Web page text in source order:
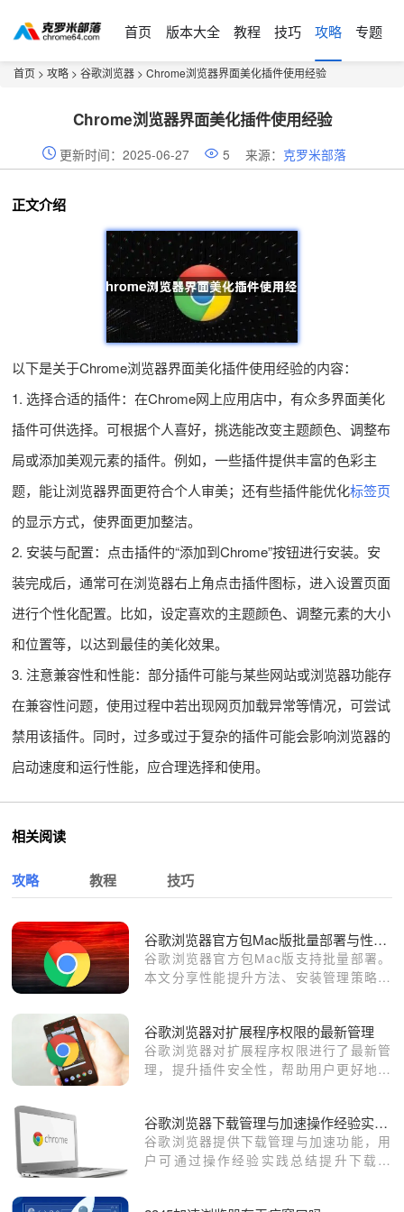
首页 版本大全 教程 技巧 攻略 专题
首页 > 攻略 > 谷歌浏览器 > Chrome浏览器界面美化插件使用经验
Chrome浏览器界面美化插件使用经验
更新时间：2025-06-27 5 来源： 克罗米部落
正文介绍
以下是关于Chrome浏览器界面美化插件使用经验的内容：
1. 选择合适的插件：在Chrome网上应用店中，有众多界面美化
插件可供选择。可根据个人喜好，挑选能改变主题颜色、调整布
局或添加美观元素的插件。例如，一些插件提供丰富的色彩主
题，能让浏览器界面更符合个人审美；还有些插件能优化标签页
的显示方式，使界面更加整洁。
2. 安装与配置：点击插件的“添加到Chrome”按钮进行安装。安
装完成后，通常可在浏览器右上角点击插件图标，进入设置页面
进行个性化配置。比如，设定喜欢的主题颜色、调整元素的大小
和位置等，以达到最佳的美化效果。
3. 注意兼容性和性能：部分插件可能与某些网站或浏览器功能存
在兼容性问题，使用过程中若出现网页加载异常等情况，可尝试
禁用该插件。同时，过多或过于复杂的插件可能会影响浏览器的
启动速度和运行性能，应合理选择和使用。
相关阅读
攻略 教程 技巧
谷歌浏览器官方包Mac版批量部署与性能提升方法
谷歌浏览器官方包Mac版支持批量部署。
本文分享性能提升方法、安装管理策略及
谷歌浏览器对扩展程序权限的最新管理
谷歌浏览器对扩展程序权限进行了最新管
理，提升插件安全性，帮助用户更好地控
谷歌浏览器下载管理与加速操作经验实践总结
谷歌浏览器提供下载管理与加速功能，用
户可通过操作经验实践总结提升下载速